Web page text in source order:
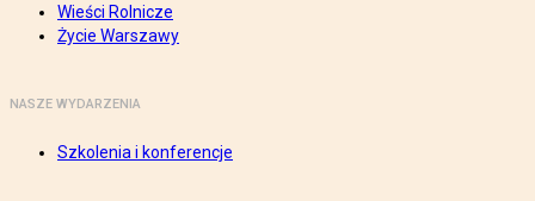
Wieści Rolnicze
Życie Warszawy
NASZE WYDARZENIA
Szkolenia i konferencje